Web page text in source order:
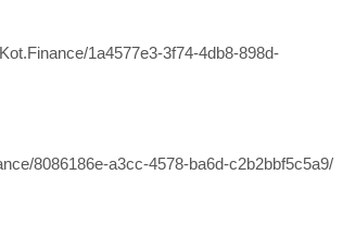
1a4577e3-3f74-4db8-898d-
8086186e-a3cc-4578-ba6d-c2b2bbf5c5a9/